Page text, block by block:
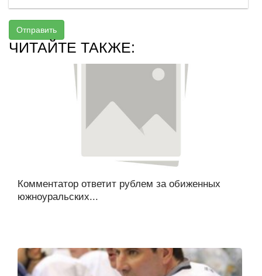
Отправить
ЧИТАЙТЕ ТАКЖЕ:
Комментатор ответит рублем за обиженных
южноуральских...